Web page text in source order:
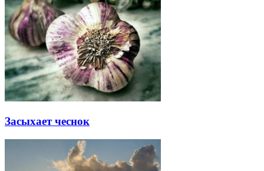
Засыхает чеснок